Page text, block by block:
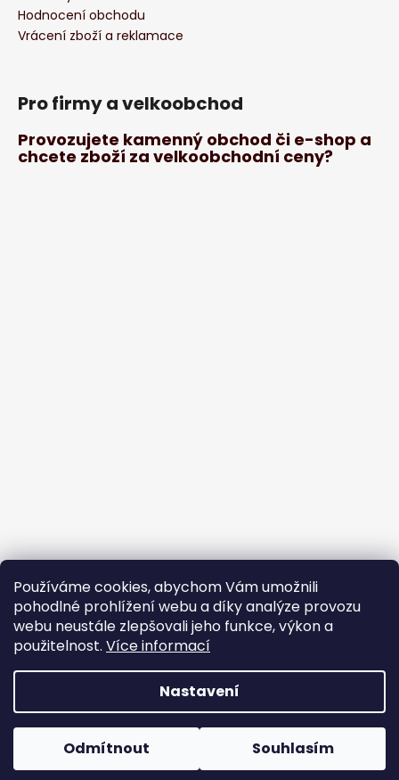
Používáme cookies, abychom Vám umožnili
pohodlné prohlížení webu a díky analýze provozu
webu neustále zlepšovali jeho funkce, výkon a
použitelnost. Více informací
Nastavení
Odmítnout Souhlasím
Hodnocení obchodu
Vrácení zboží a reklamace
Pro firmy a velkoobchod
Provozujete kamenný obchod či e-shop a
chcete zboží za velkoobchodní ceny?
Copyright 2026Cambag. Všechna práva vyhrazena.
Upravit nastavení cookies